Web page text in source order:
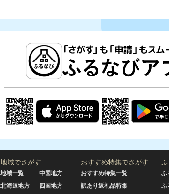
地域でさがす
地域一覧
北海道地方
中国地方
四国地方
おすすめ特集でさがす
おすすめ特集一覧
訳あり返礼品特集
ふ
ふ